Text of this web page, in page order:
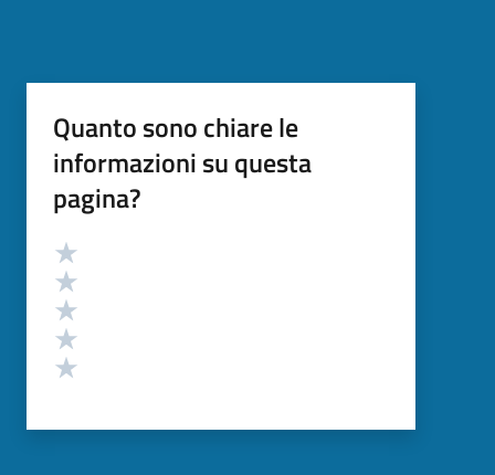
Quanto sono chiare le
informazioni su questa
pagina?
Valutazione